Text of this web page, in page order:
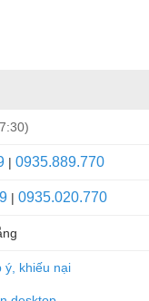
| 0935.889.770
| 0935.020.770
ý, khiếu nại